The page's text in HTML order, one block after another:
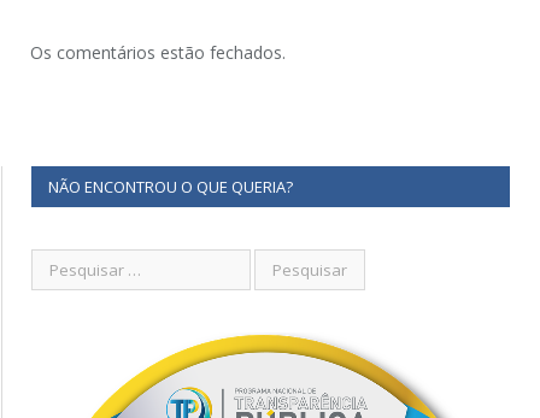
Os comentários estão fechados.
NÃO ENCONTROU O QUE QUERIA?